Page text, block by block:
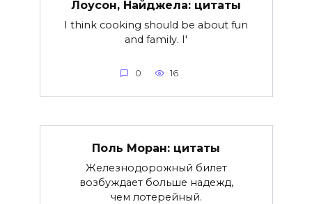
Лоусон, Найджела: цитаты
I think cooking should be about fun
and family. I'
0 16
Поль Моран: цитаты
Железнодорожный билет
возбуждает больше надежд,
чем лотерейный.